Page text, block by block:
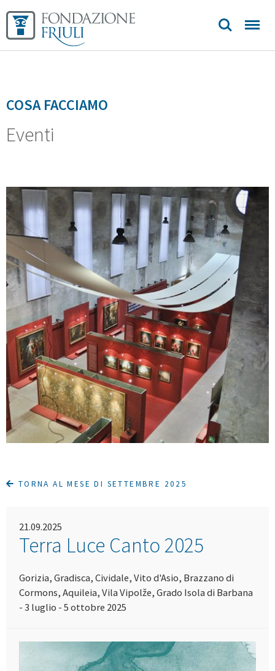
contatti
COSA FACCIAMO
Eventi
TORNA AL MESE DI SETTEMBRE 2025
21.09.2025
Terra Luce Canto 2025
Gorizia, Gradisca, Cividale, Vito d'Asio, Brazzano di
Cormons, Aquileia, Vila Vipolže, Grado Isola di Barbana
- 3 luglio - 5 ottobre 2025